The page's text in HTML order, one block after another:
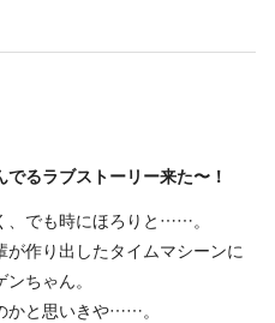
るラブストーリー来た〜！
、でも時にほろりと……。
作り出したタイムマシーンに
ちゃん。
かと思いきや……。